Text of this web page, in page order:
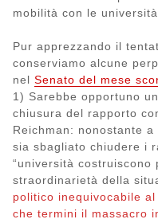
mobilità con le
Pur apprezzando il
conserviamo alcune
nel Senato del mese
1) Sarebbe opportuno
chiusura del rapporto
Reichman: nonostante
sia sbagliato chiudere i
“università costruiscono
straordinarietà della
politico inequivocabile
che termini il massacro